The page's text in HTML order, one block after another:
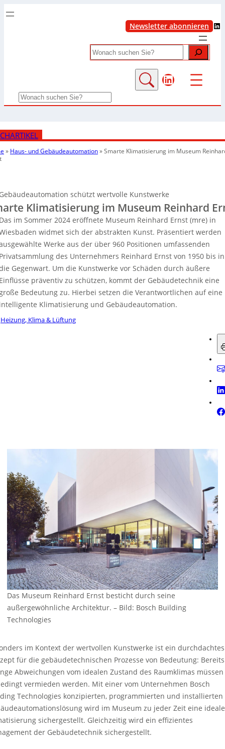
Newsletter abonnieren LinkedIn
Search
LinkedIn
Search
» Haus- und Gebäudeautomation»Smarte Klimatisierung im Museum
schützt wertvolle Kunstwerke
Klimatisierung im Museum Reinhard
im Sommer 2024 eröffnete Museum Reinhard Ernst (mre) in
widmet sich der abstrakten Kunst. Präsentiert werden
Werke aus der über 960 Positionen umfassenden
des Unternehmers Reinhard Ernst von 1950 bis in
Gegenwart. Um die Kunstwerke vor Schäden durch äußere
präventiv zu schützen, kommt der Gebäudetechnik eine
Bedeutung zu. Hierbei setzen die Verantwortlichen auf eine
Klimatisierung und Gebäudeautomation.
Heizung, Klima & Lüftung
Das Museum Reinhard Ernst besticht durch seine
außergewöhnliche Architektur. – Bild: Bosch Building
Technologies
im Kontext der wertvollen Kunstwerke ist ein durchdachtes
für die gebäudetechnischen Prozesse von Bedeutung: Bereits
Abweichungen vom idealen Zustand des Raumklimas müssen
vermieden werden. Mit einer vom Unternehmen Bosch
Technologies konzipierten, programmierten und installierten
wird im Museum zu jeder Zeit eine ideale
sichergestellt. Gleichzeitig wird ein effizientes
der Gebäudetechnik sichergestellt.